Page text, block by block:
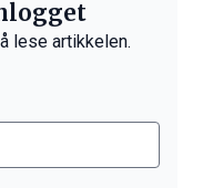
lese artikkelen.